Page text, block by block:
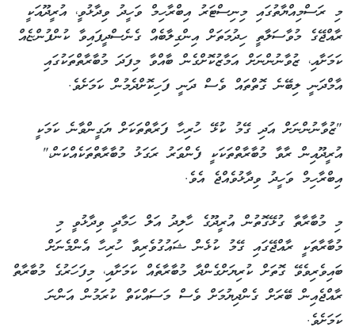
މި ރަސްމިއްޔާތުގައި މިނިސްޓަރު އިބްރާހިމް ވަހީދު ވިދާޅުވީ، އުރީދޫއަކީ
ރާއްޖޭގެ މުވާސަލާތީ ހިދުމަތަށް އިންގިލާބެއް ގެނެސްދީފައިވާ ކުންފުންޏެއް
ކަމަށާއި، ޒުވާނުންނަށް އަމާޒުކޮށްގެން ބާއްވާ މިފަދަ މުބާރާތްތަކުގައި
އާމްދަނީ ލިބޭނެ ގޮތްތައް ވެސް ދަނީ ފަހިކޮށްދެމުން ކަމަށެވެ.
"ޒުވާނުންނަށް އަދި ގޭމު ކުޅޭ ހުރިހާ ފަރާތްތަކަށް ޔަގީންވާނެ ކަމަކީ
އުރީދޫއިން ރާވާ މުބާރާތްތަކަކީ ފެންވަރު ރަގަޅު މުބާރާތްތަކެއްކަން،"
އިބްރާހިމް ވަހީދު ވިދާޅުވެއްޖެ އެވެ.
މި މުބާރާތާ ގުޅޭގޮތުން އުރީދޫގެ ހާލިދު އަލް ހަމާދީ ވިދާޅުވީ މި
މުބާރާތަކީ ރާއްޖޭގައި ގޭމު ކުޅެން ޝައުގުވެރިވާ ހުރިހާ އެންމެނަށް
ބައިވެރިވެވޭ ގޮތަށް ކުރިޔަށްގެންދާ މުބާރާތެއް ކަމަށާއި، މިފަހަރުގެ މުބާރާތް
ރާއްޖެއިން ބޭރަށް ގެންދިޔުމަށް ވެސް މަސައްކަތް ކުރަމުން އަންނަ
ކަމަށެވެ.